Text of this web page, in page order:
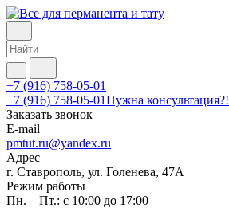
+7 (916) 758-05-01
+7 (916) 758-05-01Нужна консультация?!
Заказать звонок
E-mail
pmtut.ru@yandex.ru
Адрес
г. Ставрополь, ул. Голенева, 47А
Режим работы
Пн. – Пт.: с 10:00 до 17:00